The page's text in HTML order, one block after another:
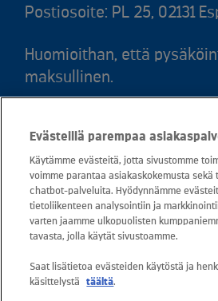
Postiosoite: PL 25, 02131
Huomioithan, että
maksullinen.
snt/puhelu + 16,69 snt/
Asiakaspalvelu: 0800
avoinna arkisin ma - pe klo
sähköposti:
Evästeillä parempaa
Käytämme evästeitä, jotta sivustomme
voimme parantaa asiakaskokemusta sekä
chatbot-palveluita. Hyödynnämme
tietoliikenteen analysointiin ja
varten jaamme ulkopuolisten
tavasta, jolla käytät sivustoamme.
Saat lisätietoa evästeiden käytöstä ja
käsittelystä
täältä.